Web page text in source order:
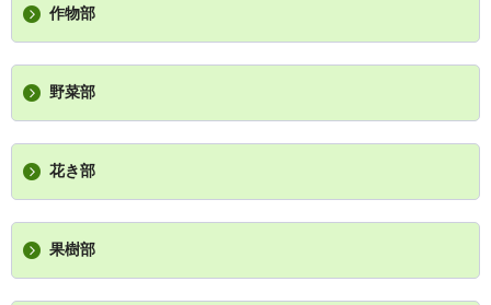
作物部
野菜部
花き部
果樹部